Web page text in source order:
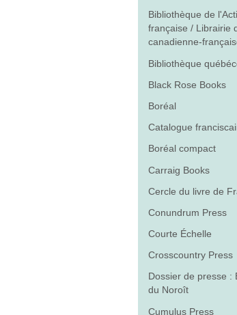
Bibliothèque de
française / Librairie
canadienne-
Bibliothèque
Black Rose Books
Boréal
Catalogue
Boréal compact
Carraig Books
Cercle du livre de
Conundrum Press
Courte Échelle
Crosscountry Press
Dossier de presse :
du Noroît
Cumulus Press